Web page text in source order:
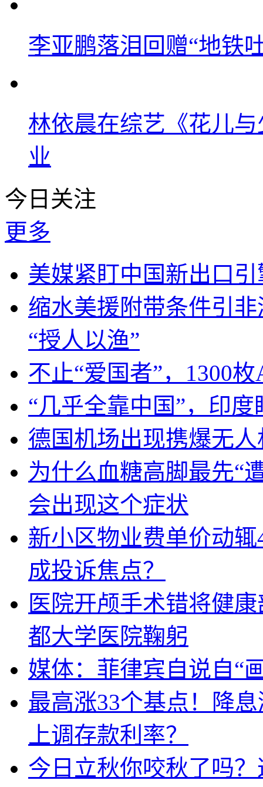
李亚鹏落泪回赠“地铁
林依晨在综艺《花儿
业
今日关注
更多
美媒紧盯中国新出口
缩水美援附带条件引
“授人以渔”
不止“爱国者”，1300
“几乎全靠中国”，印
德国机场出现携爆无
为什么血糖高脚最先“
会出现这个症状
新小区物业费单价动
成投诉焦点？
医院开颅手术错将健
都大学医院鞠躬
媒体：菲律宾自说自“
最高涨33个基点！降
上调存款利率？
今日立秋你咬秋了吗